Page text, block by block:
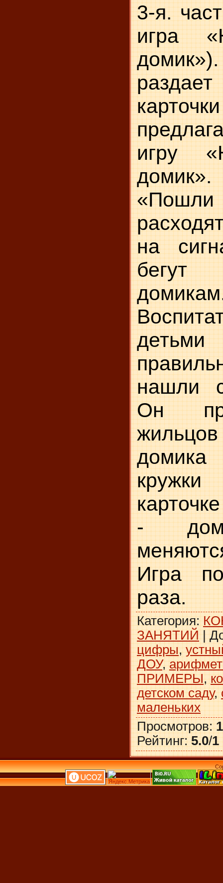
3-я.
игра
игру
«Пошли
на
нашли
Он
-
Игра
раза.
Категория:
ЗАНЯТИЙ |
цифры,
ДОУ,
ПРИМЕРЫ,
детском саду,
маленьких
Просмотров:
Рейтинг: 5.0/1